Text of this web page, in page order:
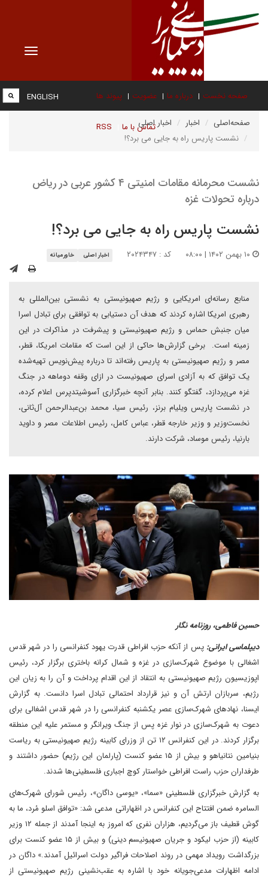
Toggle
صفحه نخست درباره ما عضویت پیوند ها
تماس با ما RSS
ENGLISH
صفحه‌اصلی اخبار
اخبار اصلی
نشست پاریس راه به جایی می برد؟!
نشست محرمانه مقامات امنیتی ۴ کشور عربی در ریاض
درباره تحولات غزه
نشست پاریس راه به جایی می برد؟!
کد : ۲۰۲۴۳۴۷ اخبار اصلی خاورمیانه
منابع رسانه‌ای امریکایی و رژیم صهیونیستی به نشستی بین‌المللی به
رهبری امریکا اشاره کردند که هدف آن دستیابی به توافقی برای تبادل اسرا
میان جنبش حماس و رژیم صهیونیستی و پیشرفت در مذاکرات در این
زمینه است. برخی گزارش‌ها حاکی از این است که مقامات امریکا، قطر،
مصر و رژیم صهیونیستی به پاریس رفته‌اند تا درباره پیش‌نویس تهیه‌شده
یک توافق که به آزادی اسرای صهیونیست در ازای وقفه دوماهه در جنگ
غزه می‌پردازد، گفتگو کنند. بنابر آنچه خبرگزاری آسوشیتدپرس اعلام کرده،
در نشست پاریس ویلیام برنز، رئیس سیا، محمد بن‌عبدالرحمن آل‌ثانی،
نخست‌وزیر و وزیر خارجه قطر، عباس کامل، رئیس اطلاعات مصر و داوید
بارنیا، رئیس موساد، شرکت دارند.
حسین فاطمی، روزنامه نگار
دیپلماسی ایرانی: پس از آنکه حزب افراطی قدرت یهود کنفرانسی را در شهر قدس
اشغالی با موضوع شهرک‌سازی در غزه و شمال کرانه باختری برگزار کرد، رئیس
اپوزیسیون رژیم صهیونیستی به انتقاد از این اقدام پرداخت و آن را به زیان این
رژیم، سربازان ارتش آن و نیز قرارداد احتمالی تبادل اسرا دانست. به گزارش
ایسنا، نهادهای شهرک‌سازی عصر یکشنبه کنفرانسی را در شهر قدس اشغالی برای
دعوت به شهرک‌سازی در نوار غزه پس از جنگ ویرانگر و مستمر علیه این منطقه
برگزار کردند. در این کنفرانس ۱۲ تن از وزرای کابینه رژیم صهیونیستی به ریاست
بنیامین نتانیاهو و بیش از ۱۵ عضو کنست (پارلمان این رژیم) حضور داشتند و
طرفداران حزب راست افراطی خواستار کوچ اجباری فلسطینی‌ها شدند.
به گزارش خبرگزاری فلسطینی «سما»، «یوسی داگان»، رئیس شورای شهرک‌های
السامره ضمن افتتاح این کنفرانس در اظهاراتی مدعی شد: «توافق اسلو مُرد، ما به
گوش قطیف باز می‌گردیم، هزاران نفری که امروز به اینجا آمدند از جمله ۱۲ وزیر
کابینه (از حزب لیکود و جریان صهیونیسم دینی) و بیش از ۱۵ عضو کنست برای
بزرگداشت رویداد مهمی در روند اصلاحات فراگیر دولت اسرائیل آمدند.» داگان در
ادامه اظهارات مدعی‌جویانه خود با اشاره به عقب‌نشینی رژیم صهیونیستی از